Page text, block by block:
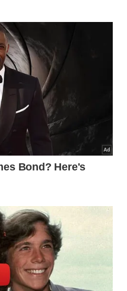
da água.
de carbono em
nitrogenados
poluentes.